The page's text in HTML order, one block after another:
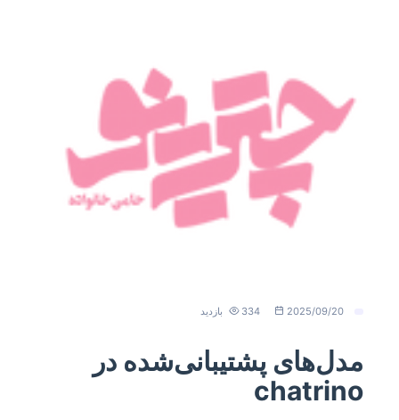
2025/09/20 334 بازدید
مدل‌های پشتیبانی‌شده در
chatrino